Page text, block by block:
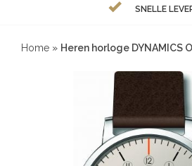
SNELLE
Home » Heren horloge DYNAMICS